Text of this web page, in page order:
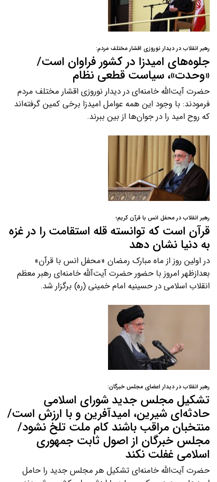
رهبر انقلاب در دیدار نوروزی اقشار مختلف مردم:
جلوه‌های امیدزا در کشور فراوان است/
«وحدت»، سیاست قطعی نظام
حضرت آیت‌الله خامنه‌ای در دیدار نوروزی اقشار مختلف مردم
فرمودند: با وجود این همه عوامل امیدزا برخی کمین گرفته‌اند
که روح امید را در جوان‌ها از بین ببرند.
رهبر انقلاب در محفل انس با قرآن کریم؛
قرآن است که توانسته قله استقامت را در غزه
به دنیا نشان دهد
در اولین روز از ماه مبارک رمضان «محفل انس با قرآن»
بعدازظهر امروز با حضور حضرت آیت‌آلله خامنه‌ای رهبر معظم
انقلاب اسلامی در حسینیه امام خمینی (ره) برگزار شد.
رهبر انقلاب در دیدار اعضای مجلس خبرگان:
تشکیل مجلس جدید شورای اسلامی
حادثه‌ای شیرین، امیدآفرین و با ارزش است/
منتخبان مراقب باشند کام ملت تلخ نشود/
مجلس خبرگان از اصول ثابت جمهوری
اسلامی غفلت نکند
حضرت آیت‌الله خامنه‌ای تشکیل هر مجلس جدید را حامل